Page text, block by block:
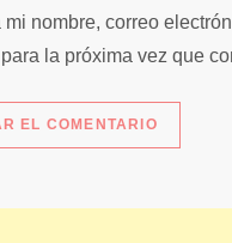
mi nombre, correo
la próxima vez que